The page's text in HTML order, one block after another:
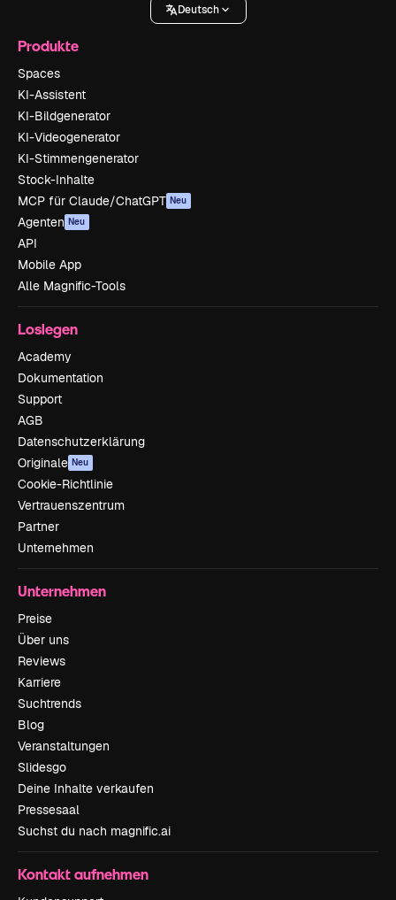
Deutsch
Produkte
Spaces
KI-Assistent
KI-Bildgenerator
KI-Videogenerator
KI-Stimmengenerator
Stock-Inhalte
MCP für Claude/ChatGPT Neu
Agenten Neu
API
Mobile App
Alle Magnific-Tools
Loslegen
Academy
Dokumentation
Support
AGB
Datenschutzerklärung
Originale Neu
Cookie-Richtlinie
Vertrauenszentrum
Partner
Unternehmen
Unternehmen
Preise
Über uns
Reviews
Karriere
Suchtrends
Blog
Veranstaltungen
Slidesgo
Deine Inhalte verkaufen
Pressesaal
Suchst du nach magnific.ai
Kontakt aufnehmen